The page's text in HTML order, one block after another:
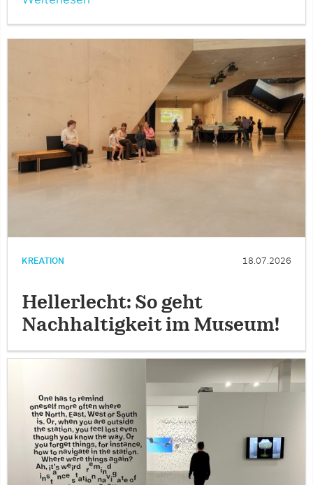
KREATION 18.07.2026
Hellerlecht: So geht
Nachhaltigkeit im Museum!